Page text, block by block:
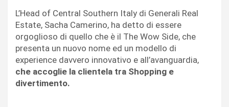
L’Head of Central Southern Italy di Generali Real
Estate, Sacha Camerino, ha detto di essere
orgoglioso di quello che è il The Wow Side, che
presenta un nuovo nome ed un modello di
experience davvero innovativo e all’avanguardia,
che accoglie la clientela tra Shopping e
divertimento.